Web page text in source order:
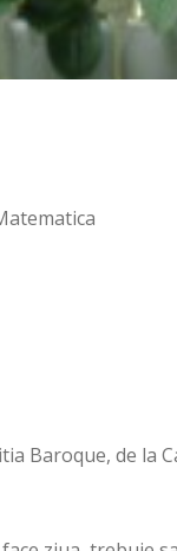
Baroque, de la